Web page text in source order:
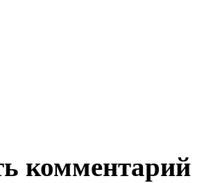
комментарий